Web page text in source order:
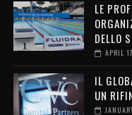
LE
DELLO
APRIL
IL
UN